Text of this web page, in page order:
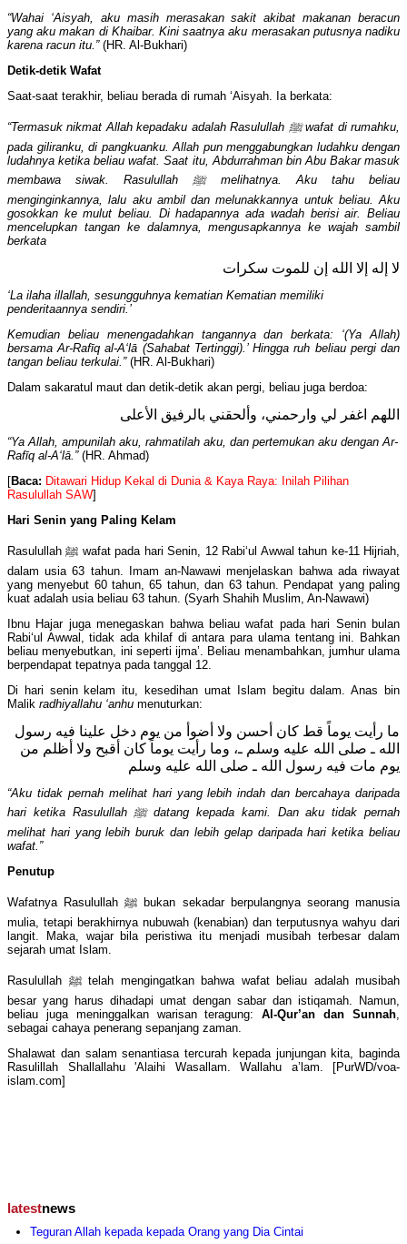
“Wahai ‘Aisyah, aku masih merasakan sakit akibat makanan beracun
yang aku makan di Khaibar. Kini saatnya aku merasakan putusnya nadiku
karena racun itu.”(HR. Al-Bukhari)
Detik-detik Wafat
Saat-saat terakhir, beliau berada di rumah ‘Aisyah. Ia berkata:
“Termasuk nikmat Allah kepadaku adalah Rasulullah ﷺwafat di rumahku,
pada giliranku, di pangkuanku. Allah pun menggabungkan ludahku dengan
ludahnya ketika beliau wafat. Saat itu, Abdurrahman bin Abu Bakar masuk
membawa siwak. Rasulullahﷺmelihatnya. Aku tahu beliau
menginginkannya, lalu aku ambil dan melunakkannya untuk beliau. Aku
gosokkan ke mulut beliau. Di hadapannya ada wadah berisi air. Beliau
mencelupkan tangan ke dalamnya, mengusapkannya ke wajah sambil
berkata
لا إله إلا الله إن للموت سكرات
‘La ilaha illallah, sesungguhnya kematian Kematian memiliki
penderitaannya sendiri.’
Kemudian beliau menengadahkan tangannya dan berkata: ‘(Ya Allah)
bersama Ar-Rafīq al-A‘lā (Sahabat Tertinggi).’ Hingga ruh beliau pergi dan
tangan beliau terkulai.”(HR. Al-Bukhari)
Dalam sakaratul maut dan detik-detik akan pergi, beliau juga berdoa:
اللهم اغفر لي وارحمني، وألحقني بالرفيق الأعلى
“Ya Allah, ampunilah aku, rahmatilah aku, dan pertemukan aku dengan Ar-
Rafīq al-A‘lā.”(HR. Ahmad)
[Baca: Ditawari Hidup Kekal di Dunia & Kaya Raya: Inilah Pilihan
Rasulullah SAW]
Hari Senin yang Paling Kelam
Rasulullah ﷺ wafat pada hari Senin, 12 Rabi‘ul Awwal tahun ke-11 Hijriah,
dalam usia 63 tahun. Imam an-Nawawi menjelaskan bahwa ada riwayat
yang menyebut 60 tahun, 65 tahun, dan 63 tahun. Pendapat yang paling
kuat adalah usia beliau 63 tahun. (Syarh Shahih Muslim, An-Nawawi)
Ibnu Hajar juga menegaskan bahwa beliau wafat pada hari Senin bulan
Rabi‘ul Awwal, tidak ada khilaf di antara para ulama tentang ini. Bahkan
beliau menyebutkan, ini seperti ijma’. Beliau menambahkan, jumhur ulama
berpendapat tepatnya pada tanggal 12.
Di hari senin kelam itu, kesedihan umat Islam begitu dalam. Anas bin
Malik radhiyallahu ‘anhu menuturkan:
ما رأيت يوماً قط كان أحسن ولا أضوأ من يوم دخل علينا فيه رسول
الله ـ صلى الله عليه وسلم ـ، وما رأيت يوماً كان أقبح ولا أظلم من
يوم مات فيه رسول الله ـ صلى الله عليه وسلم
“Aku tidak pernah melihat hari yang lebih indah dan bercahaya daripada
hari ketika Rasulullahﷺdatang kepada kami. Dan aku tidak pernah
melihat hari yang lebih buruk dan lebih gelap daripada hari ketika beliau
wafat.”
Penutup
Wafatnya Rasulullah ﷺ bukan sekadar berpulangnya seorang manusia
mulia, tetapi berakhirnya nubuwah (kenabian) dan terputusnya wahyu dari
langit. Maka, wajar bila peristiwa itu menjadi musibah terbesar dalam
sejarah umat Islam.
Rasulullah ﷺ telah mengingatkan bahwa wafat beliau adalah musibah
besar yang harus dihadapi umat dengan sabar dan istiqamah. Namun,
beliau juga meninggalkan warisan teragung:Al-Qur’an dan Sunnah,
sebagai cahaya penerang sepanjang zaman.
Shalawat dan salam senantiasa tercurah kepada junjungan kita, baginda
Rasulillah Shallallahu 'Alaihi Wasallam. Wallahu a’lam. [PurWD/voa-
islam.com]
latestnews
Teguran Allah kepada kepada Orang yang Dia Cintai